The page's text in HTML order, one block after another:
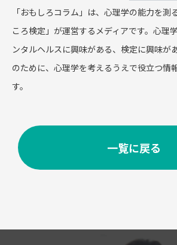
「おもしろコラム」は、心理学の能力を測
ころ検定」が運営するメディアです。心理
ンタルヘルスに興味がある、検定に興味が
のために、心理学を考えるうえで役立つ情
す。
一覧に戻る